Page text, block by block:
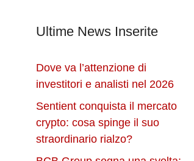
Ultime News Inserite
Dove va l’attenzione di
investitori e analisti nel 2026
Sentient conquista il mercato
crypto: cosa spinge il suo
straordinario rialzo?